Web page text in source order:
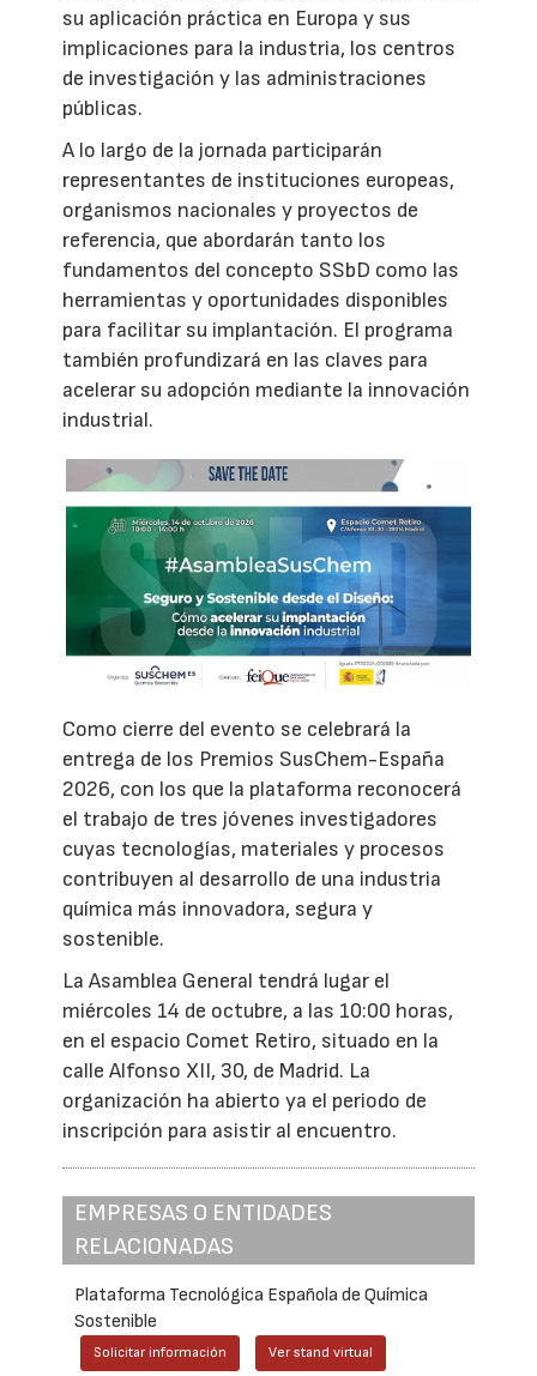
su aplicación práctica en Europa y sus
implicaciones para la industria, los centros
de investigación y las administraciones
públicas.
A lo largo de la jornada participarán
representantes de instituciones europeas,
organismos nacionales y proyectos de
referencia, que abordarán tanto los
fundamentos del concepto SSbD como las
herramientas y oportunidades disponibles
para facilitar su implantación. El programa
también profundizará en las claves para
acelerar su adopción mediante la innovación
industrial.
Como cierre del evento se celebrará la
entrega de los Premios SusChem-España
2026, con los que la plataforma reconocerá
el trabajo de tres jóvenes investigadores
cuyas tecnologías, materiales y procesos
contribuyen al desarrollo de una industria
química más innovadora, segura y
sostenible.
La Asamblea General tendrá lugar el
miércoles 14 de octubre, a las 10:00 horas,
en el espacio Comet Retiro, situado en la
calle Alfonso XII, 30, de Madrid. La
organización ha abierto ya el periodo de
inscripción para asistir al encuentro.
EMPRESAS O ENTIDADES
RELACIONADAS
Plataforma Tecnológica Española de Química
Sostenible
Solicitar información Ver stand virtual